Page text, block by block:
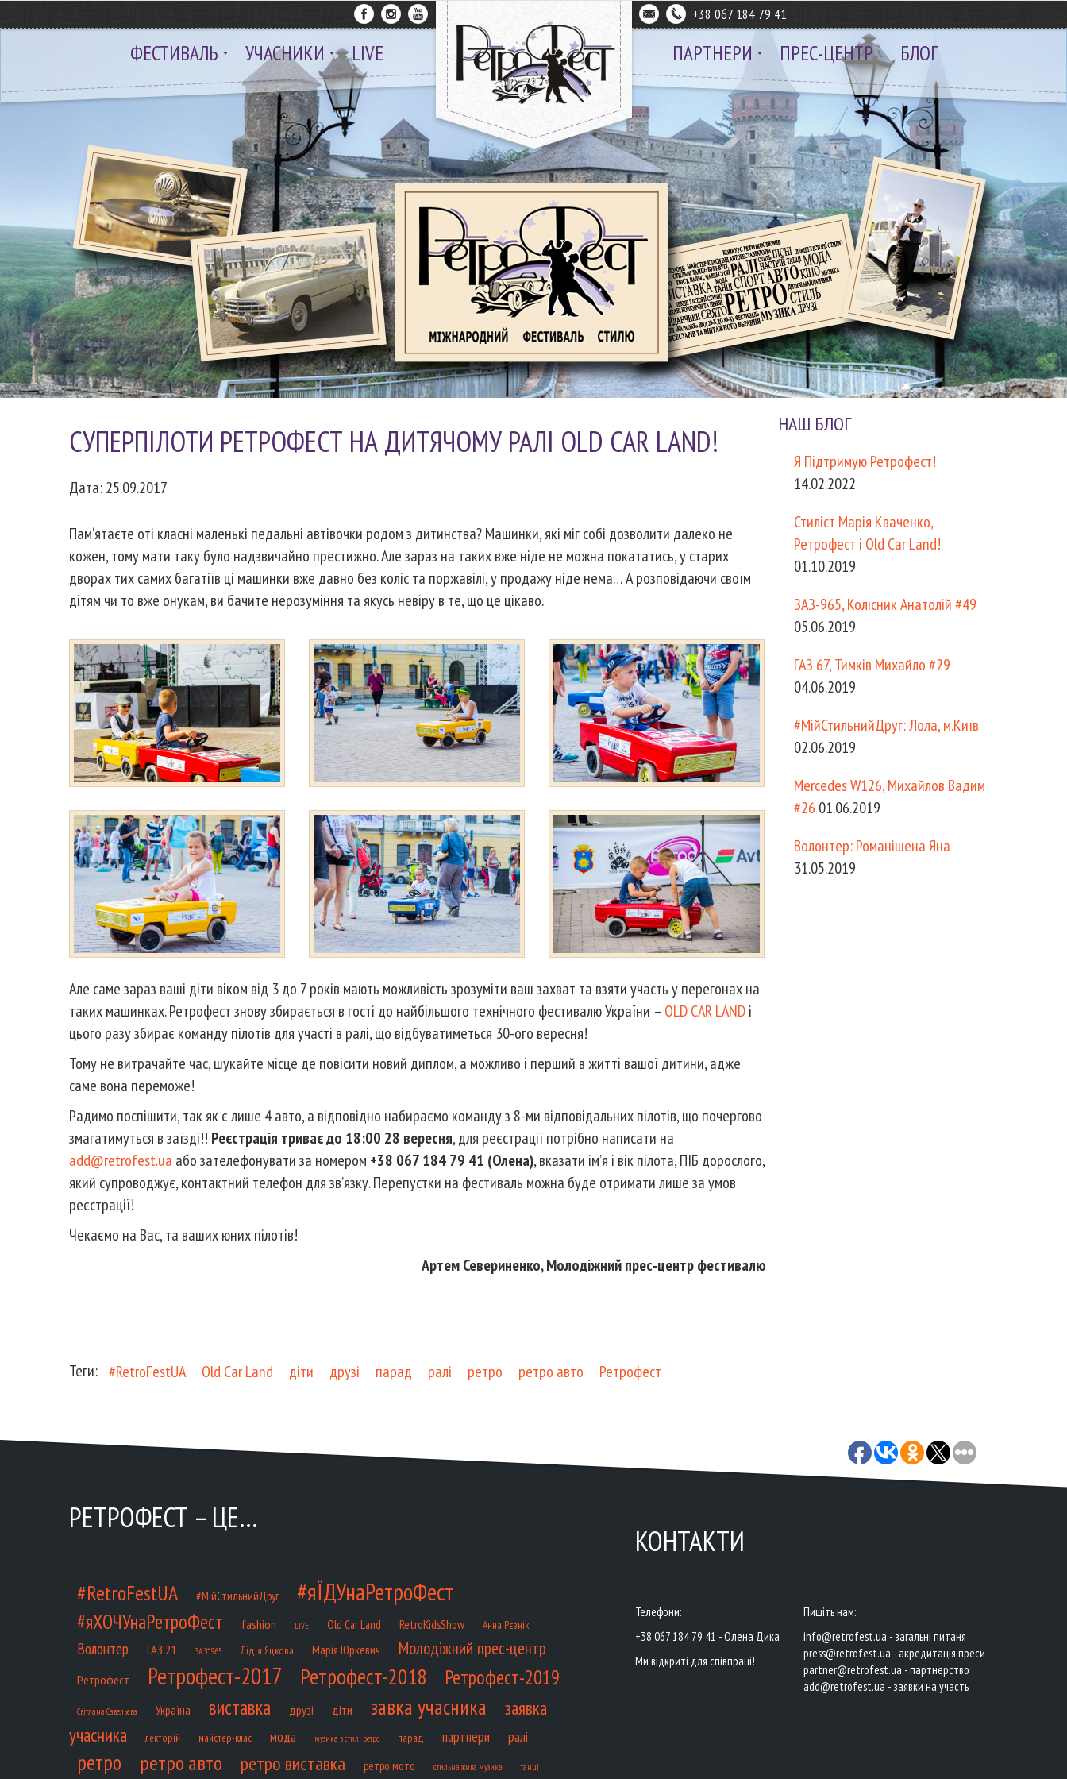
+38 067 184 79 41
ФЕСТИВАЛЬ УЧАСНИКИ LIVE ПАРТНЕРИ ПРЕС-ЦЕНТР БЛОГ
CУПЕРПІЛОТИ РЕТРОФЕСТ НА ДИТЯЧОМУ РАЛІ OLD CAR LAND!
Дата: 25.09.2017
Пам‘ятаєте оті класні маленькі педальні автівочки родом з дитинства? Машинки, які міг собі дозволити далеко не
кожен, тому мати таку було надзвичайно престижно. Але зараз на таких вже ніде не можна покататись, у старих
дворах тих самих багатіїв ці машинки вже давно без коліс та поржавілі, у продажу ніде нема… А розповідаючи своїм
дітям чи то вже онукам, ви бачите нерозуміння та якусь невіру в те, що це цікаво.
Але саме зараз ваші діти віком від 3 до 7 років мають можливість зрозуміти ваш захват та взяти участь у перегонах на
таких машинках. Ретрофест знову збирається в гості до найбільшого технічного фестивалю України – OLD CAR LANDі
цього разу збирає команду пілотів для учаcті в ралі, що відбуватиметься 30-ого вересня!
Тому не витрачайте час, шукайте місце де повісити новий диплом, а можливо і перший в житті вашої дитини, адже
саме вона переможе!
Радимо поспішити, так як є лише 4 авто, а відповідно набираємо команду з 8-ми відповідальних пілотів, що почергово
змагатимуться в заїзді!! Реєстрація триває до 18:00 28 вересня, для реєстрації потрібно написати на
add@retrofest.ua або зателефонувати за номером +38 067 184 79 41 (Олена), вказати ім’я і вік пілота, ПІБ дорослого,
який супроводжує, контактний телефон для зв’язку. Перепустки на фестиваль можна буде отримати лише за умов
реєстрації!
Чекаємо на Вас, та ваших юних пілотів!
Артем Севериненко, Молодіжний прес-центр фестивалю
Теги: #RetroFestUA Old Car Land діти друзі парад ралі ретро ретро авто Ретрофест
НАШ БЛОГ
Я Підтримую Ретрофест!
14.02.2022
Стиліст Марія Кваченко,
Ретрофест і Old Car Land!
01.10.2019
ЗАЗ-965, Колісник Анатолій #49
05.06.2019
ГАЗ 67, Тимків Михайло #29
04.06.2019
#МійСтильнийДруг: Лола, м.Київ
02.06.2019
Mercedes W126, Михайлов Вадим
#26 01.06.2019
Волонтер: Романішена Яна
31.05.2019
РЕТРОФЕСТ – ЦЕ…
#RetroFestUA #МійСтильнийДруг #яЇДУнаРетроФест
#яХОЧУнаРетроФест fashion LIVE Old Car Land RetroKidsShow Анна Рєзнік
Волонтер ГАЗ 21 ЗАЗ*965 Лідія Яцкова Марія Юркевич Молодіжний прес-центр
Ретрофест Ретрофест-2017 Ретрофест-2018 Ретрофест-2019
Світлана Савельєва Україна виставка друзі діти завка учасника
заявка
учасника
лекторій майстер-клас мода музика в стилі ретро парад партнери ралі
ретро ретро авто ретро виставка ретро мото стильна жива музика танці
КОНТАКТИ
Телефони:
+38 067 184 79 41 - Олена Дика
Ми відкриті для співпраці!
Пишіть нам:
info@retrofest.ua - загальні питаня
press@retrofest.ua - акредитація преси
partner@retrofest.ua - партнерство
add@retrofest.ua - заявки на участь